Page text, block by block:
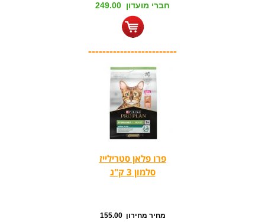
חברי מועדון 249.00
-------------------------
פרו פלאן סטרילייז
סלמון 3 ק"ג
מחיר מחירון 155.00